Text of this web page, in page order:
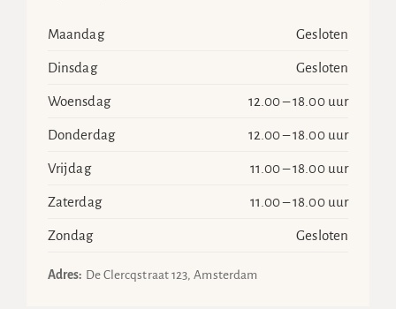
Maandag Gesloten
Dinsdag Gesloten
Woensdag 12.00 – 18.00 uur
Donderdag 12.00 – 18.00 uur
Vrijdag 11.00 – 18.00 uur
Zaterdag 11.00 – 18.00 uur
Zondag Gesloten
Adres: De Clercqstraat 123, Amsterdam